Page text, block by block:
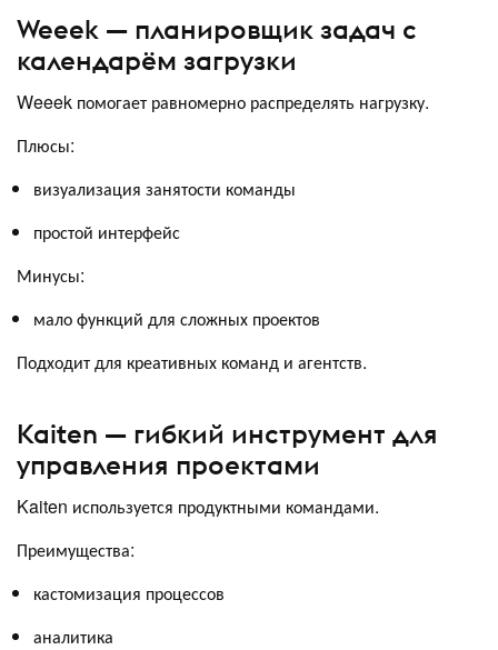
Weeek — планировщик задач с
календарём загрузки
Weeek помогает равномерно распределять нагрузку.
Плюсы:
визуализация занятости команды
простой интерфейс
Минусы:
мало функций для сложных проектов
Подходит для креативных команд и агентств.
Kaiten — гибкий инструмент для
управления проектами
Kaiten используется продуктными командами.
Преимущества:
кастомизация процессов
аналитика